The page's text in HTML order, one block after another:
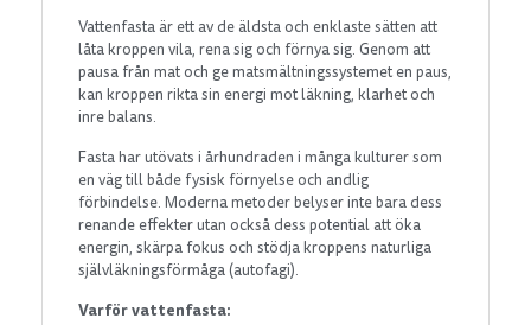
Vattenfasta är ett av de äldsta och enklaste sätten att
låta kroppen vila, rena sig och förnya sig. Genom att
pausa från mat och ge matsmältningssystemet en paus,
kan kroppen rikta sin energi mot läkning, klarhet och
inre balans.
Fasta har utövats i århundraden i många kulturer som
en väg till både fysisk förnyelse och andlig
förbindelse. Moderna metoder belyser inte bara dess
renande effekter utan också dess potential att öka
energin, skärpa fokus och stödja kroppens naturliga
självläkningsförmåga (autofagi).
Varför vattenfasta: